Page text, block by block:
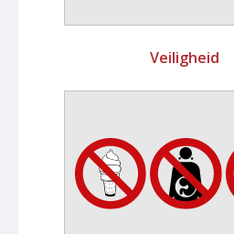
Veiligheid